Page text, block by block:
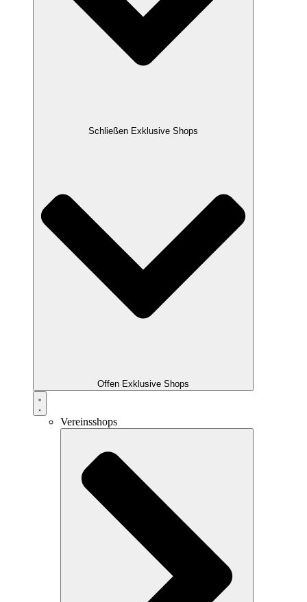
Schließen Exklusive Shops
Offen Exklusive Shops
Vereinsshops